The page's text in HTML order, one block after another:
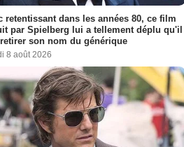
retentissant dans les années 80, ce film
par Spielberg lui a tellement déplu qu'il
son nom du générique
8 août 2026